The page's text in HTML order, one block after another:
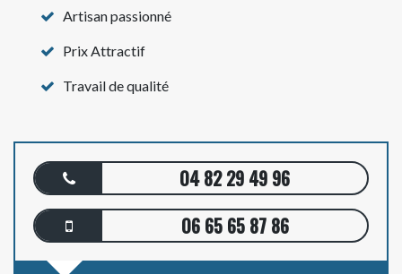
Artisan passionné
Prix Attractif
Travail de qualité
04 82 29 49 96
06 65 65 87 86